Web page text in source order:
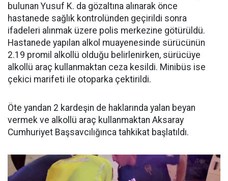
bulunan Yusuf K. da gözaltına alınarak önce
hastanede sağlık kontrolünden geçirildi sonra
ifadeleri alınmak üzere polis merkezine götürüldü.
Hastanede yapılan alkol muayenesinde sürücünün
2.19 promil alkollü olduğu belirlenirken, sürücüye
alkollü araç kullanmaktan ceza kesildi. Minibüs ise
çekici marifeti ile otoparka çektirildi.
Öte yandan 2 kardeşin de haklarında yalan beyan
vermek ve alkollü araç kullanmaktan Aksaray
Cumhuriyet Başsavcılığınca tahkikat başlatıldı.